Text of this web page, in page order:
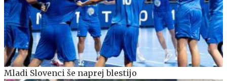
Mladi Slovenci še naprej blestijo